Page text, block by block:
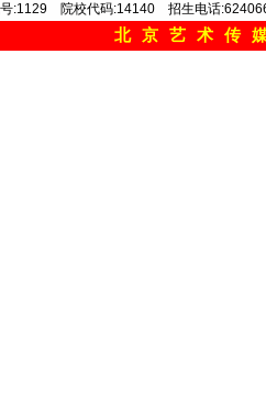
号:1129 院校代码:14140 招生电话
北京艺术传